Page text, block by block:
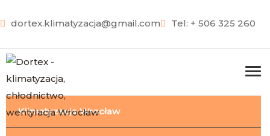
dortex.klimatyzacja@gmail.com Tel: + 506 325 260
Klimatyzacja Wrocław